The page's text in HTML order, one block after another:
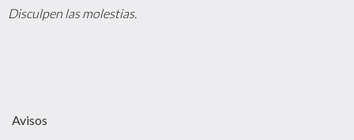
Disculpen las molestias.
Avisos